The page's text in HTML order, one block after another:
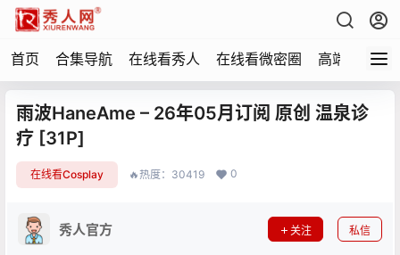
首页 合集导航 在线看秀人 在线看微密圈 高端写真
雨波HaneAme – 26年05月订阅 原创 温泉诊
疗 [31P]
在线看Cosplay 🔥热度：30419 0
秀人官方 关注 私信